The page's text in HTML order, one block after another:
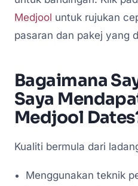
Medjool untuk rujukan
pasaran dan pakej yang
Bagaimana
Saya
Medjool
Kualiti bermula dari
Menggunakan teknik